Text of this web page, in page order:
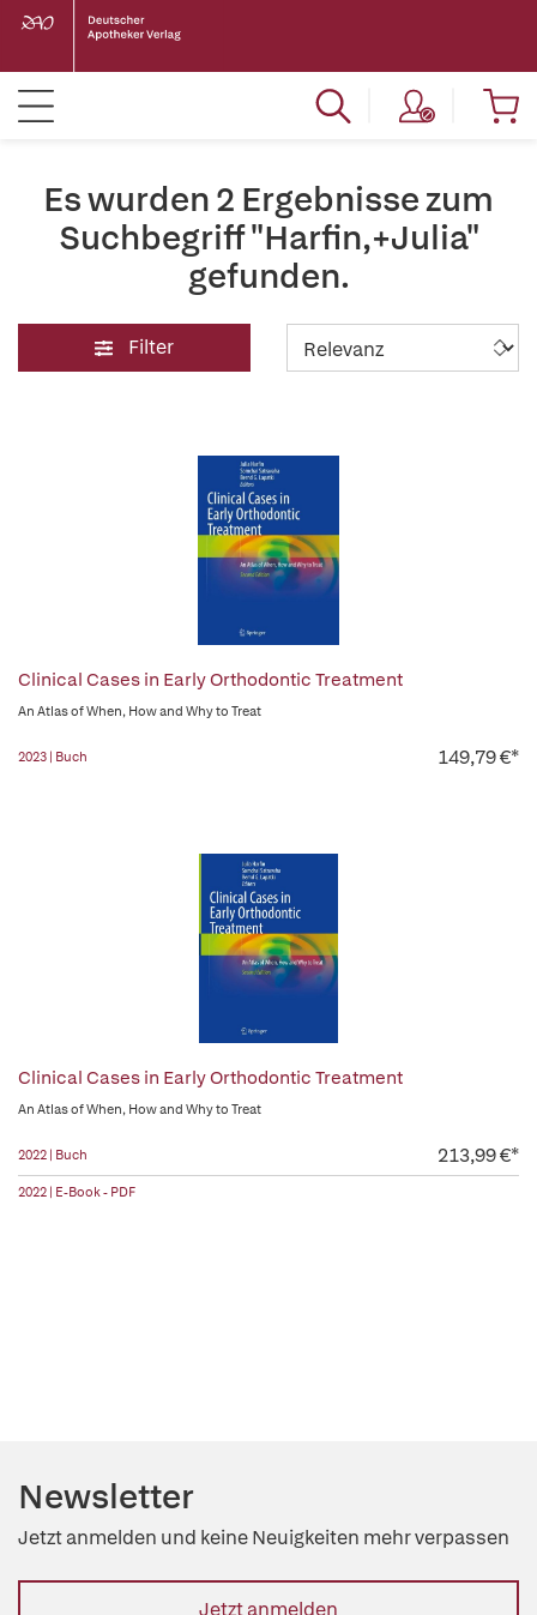
Es wurden 2 Ergebnisse zum
Suchbegriff "Harfin,+Julia"
gefunden.
Filter
Clinical Cases in Early Orthodontic Treatment
An Atlas of When, How and Why to Treat
2023 | Buch 149,79 €*
Clinical Cases in Early Orthodontic Treatment
An Atlas of When, How and Why to Treat
2022 | Buch 213,99 €*
2022 | E-Book - PDF
Newsletter
Jetzt anmelden und keine Neuigkeiten mehr verpassen
Jetzt anmelden